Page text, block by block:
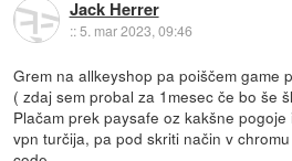
Jack Herrer
::5. mar 2023, 09:46
Grem na allkeyshop pa poiščem game
( zdaj sem probal za 1mesec če bo še
Plačam prek paysafe oz kakšne
vpn turčija, pa pod skriti način v